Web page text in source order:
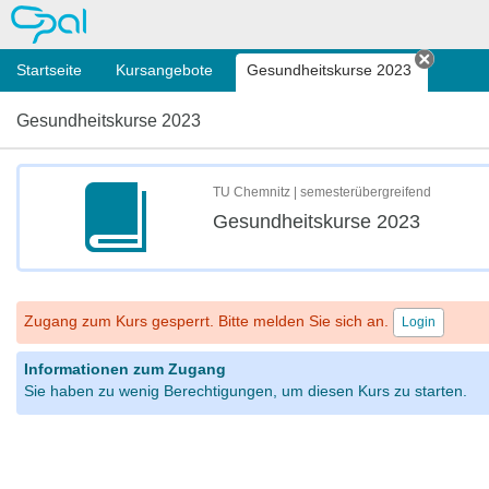
OPAL
Startseite Kursangebote Gesundheitskurse 2023
Tab
Gesundheitskurse 2023
TU Chemnitz | semesterübergreifend
Gesundheitskurse 2023
Zugang zum Kurs gesperrt. Bitte melden Sie sich an. Login
Informationen zum Zugang
Sie haben zu wenig Berechtigungen, um diesen Kurs zu starten.